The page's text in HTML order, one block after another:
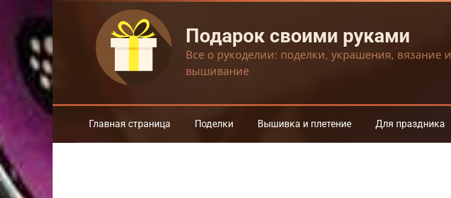
контенту
Подарок своими руками
Все о рукоделии: поделки, украшения, вязание и
вышивание
Главная страница Поделки Вышивка и плетение Для праздника